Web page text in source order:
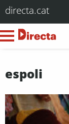
directa.cat
espoli